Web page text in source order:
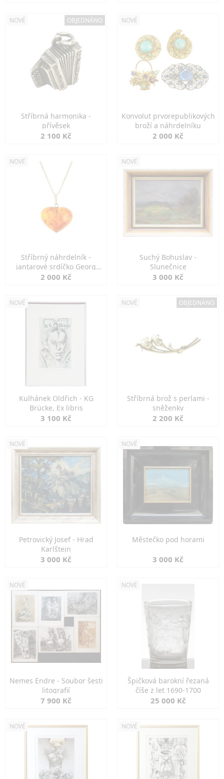
NOVÉ OBJEDNÁNO
Stříbrná harmonika -
přívěsek
2 100 Kč
NOVÉ
Konvolut prvorepublikových
broží a náhrdelníku
2 000 Kč
NOVÉ
Stříbrný náhrdelník -
jantarové srdíčko Georg
Kramer
2 000 Kč
NOVÉ
Suchý Bohuslav -
Slunečnice
3 000 Kč
NOVÉ
Kulhánek Oldřich - KG
Brücke, Ex libris
3 100 Kč
NOVÉ OBJEDNÁNO
Stříbrná brož s perlami -
sněženky
2 200 Kč
NOVÉ
Petrovický Josef - Hrad
Karlštejn
3 000 Kč
NOVÉ
Městečko pod horami
3 000 Kč
NOVÉ
Nemes Endre - Soubor šesti
litografií
7 900 Kč
NOVÉ
Špičková barokní řezaná
číše z let 1690-1700
25 000 Kč
NOVÉ NOVÉ